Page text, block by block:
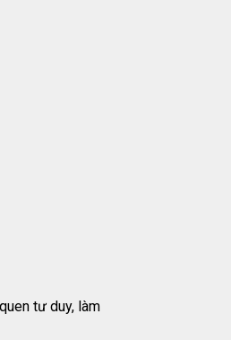
tư duy, làm